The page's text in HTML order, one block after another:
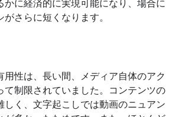
かに経済的に実現可能になり、場合に
さらに短くなります。
用性は、長い間、メディア自体のアク
て制限されていました。コンテンツの
しく、文字起こしでは動画のニュアン